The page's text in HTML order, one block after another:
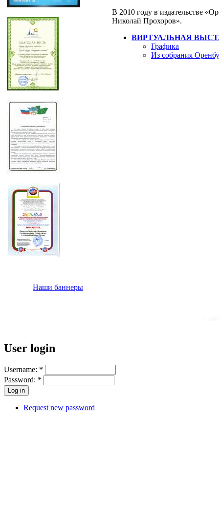
Наши баннеры
В 2010 году в издательстве
Николай Прохоров».
ВИРТУАЛЬНАЯ
Графика
Из собрания
User login
Username: *
Password: *
Request new password